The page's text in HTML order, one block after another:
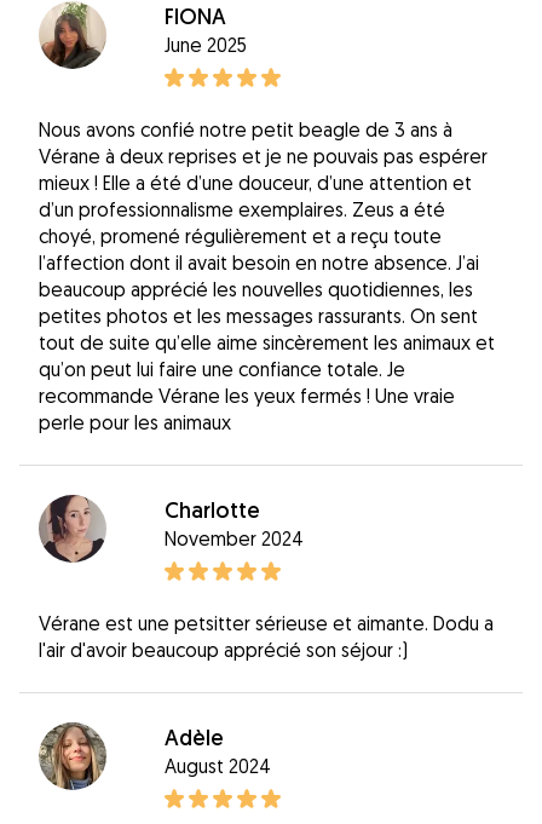
FIONA
June 2025
Nous avons confié notre petit beagle de 3 ans à
Vérane à deux reprises et je ne pouvais pas espérer
mieux ! Elle a été d’une douceur, d’une attention et
d’un professionnalisme exemplaires. Zeus a été
choyé, promené régulièrement et a reçu toute
l’affection dont il avait besoin en notre absence. J’ai
beaucoup apprécié les nouvelles quotidiennes, les
petites photos et les messages rassurants. On sent
tout de suite qu’elle aime sincèrement les animaux et
qu’on peut lui faire une confiance totale. Je
recommande Vérane les yeux fermés ! Une vraie
perle pour les animaux
Charlotte
November 2024
Vérane est une petsitter sérieuse et aimante. Dodu a
l'air d'avoir beaucoup apprécié son séjour :)
Adèle
August 2024